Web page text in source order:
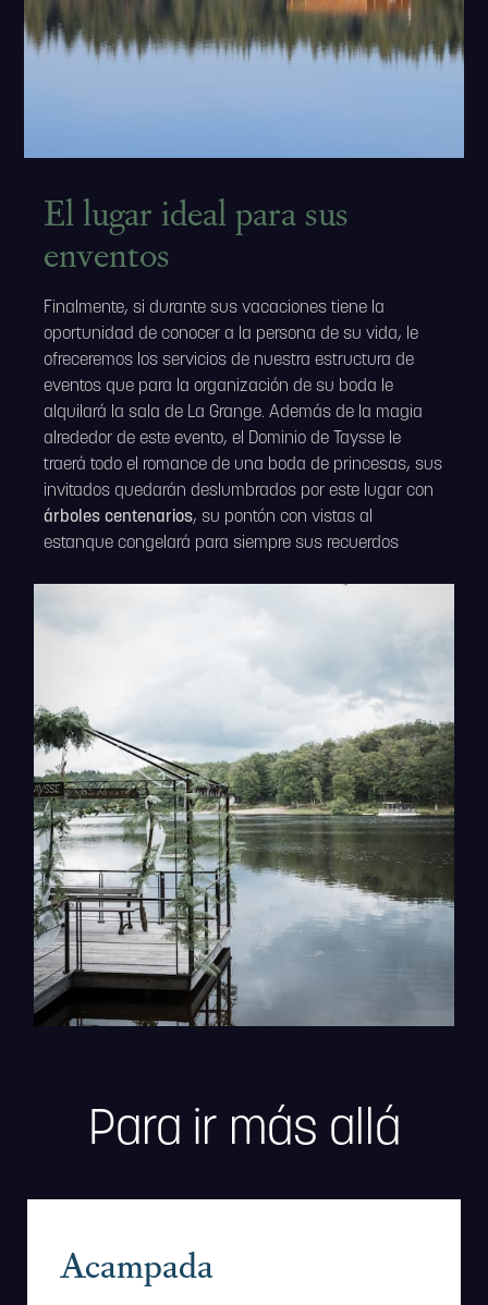
El lugar ideal para sus
enventos
Finalmente, si durante sus vacaciones tiene la
oportunidad de conocer a la persona de su vida, le
ofreceremos los servicios de nuestra estructura de
eventos que para la organización de su boda le
alquilará la sala de La Grange. Además de la magia
alrededor de este evento, el Dominio de Taysse le
traerá todo el romance de una boda de princesas, sus
invitados quedarán deslumbrados por este lugar con
árboles centenarios, su pontón con vistas al
estanque congelará para siempre sus recuerdos
Para ir más allá
Acampada